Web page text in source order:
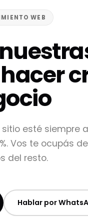
WEB
esté siempre
Vos te ocupás
del resto.
Hablar por